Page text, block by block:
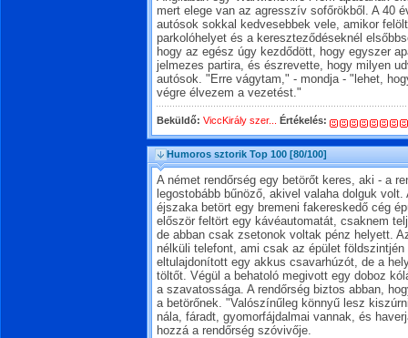
mert elege van az agresszív sofőrökből. A 40
autósok sokkal kedvesebbek vele, amikor
parkolóhelyet és a kereszteződéseknél
hogy az egész úgy kezdődött, hogy egyszer
jelmezes partira, és észrevette, hogy milyen
autósok. "Erre vágytam," - mondja - "lehet,
végre élvezem a vezetést."
Beküldő: ViccKirály szer... Értékelés:
Humoros sztorik Top 100 [80/100]
A német rendőrség egy betörőt keres, aki - a
legostobább bűnöző, akivel valaha dolguk
éjszaka betört egy bremeni fakereskedő cég
először feltört egy kávéautomatát, csaknem
de abban csak zsetonok voltak pénz helyett.
nélküli telefont, ami csak az épület
eltulajdonított egy akkus csavarhúzót, de a
töltőt. Végül a behatoló megivott egy doboz
a szavatossága. A rendőrség biztos abban,
a betörőnek. "Valószínűleg könnyű lesz
nála, fáradt, gyomorfájdalmai vannak, és
hozzá a rendőrség szóvivője.